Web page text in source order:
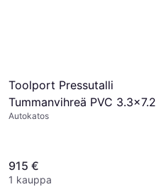
Toolport Pressutalli
Tummanvihreä PVC 3.3x7.2
m
Autokatos
915 €
1 kauppa